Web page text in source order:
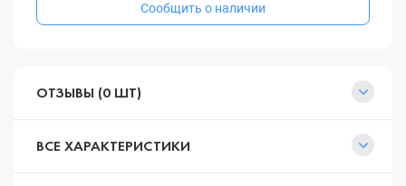
Сообщить о наличии
ОТЗЫВЫ (0 ШТ)
ВСЕ ХАРАКТЕРИСТИКИ